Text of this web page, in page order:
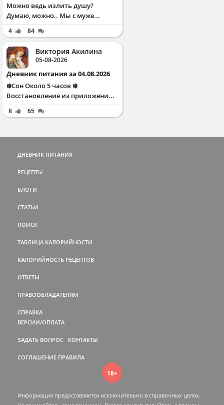
Можно ведь излить душу?
Думаю, можно.. Мы с муже...
4 84
Виктория Акилина
05-08-2026
Дневник питания за 04.08.2026
❄️Сон Около 5 часов ❄️
Восстановление из приложени...
8 65
ДНЕВНИК ПИТАНИЯ
РЕЦЕПТЫ
БЛОГИ
СТАТЬИ
ПОИСК
ТАБЛИЦА КАЛОРИЙНОСТИ
КАЛОРИЙНОСТЬ РЕЦЕПТОВ
ОТВЕТЫ
ПРАВООБЛАДАТЕЛЯМ
СПРАВКА
ВЕРСИИ/ОПЛАТА
ЗАДАТЬ ВОПРОС КОНТАКТЫ
СОГЛАШЕНИЕ ПРАВИЛА
18+
Информация предоставляется исключительно в справочных целях.